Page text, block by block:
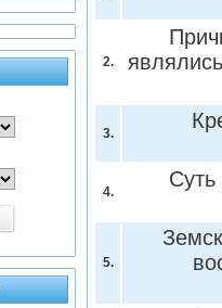
2.
3.
4.
5.